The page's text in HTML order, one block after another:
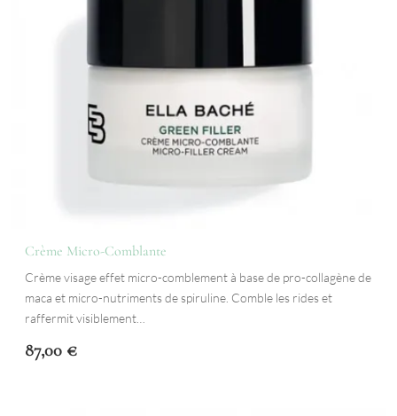
Crème Micro-Comblante
Crème visage effet micro-comblement à base de pro-collagène de
maca et micro-nutriments de spiruline. Comble les rides et
raffermit visiblement…
87,00 €